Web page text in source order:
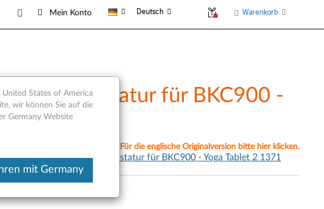
Mein Konto Deutsch Warenkorb
Tastatur für BKC900 -
wurde maschinell übersetzt. Für die englische Originalversion bitte hier klicken.
für Bluetooth-Tastatur für BKC900 - Yoga Tablet 2 1371
United States of America
wir können Sie auf die
Germany Website
mit Germany